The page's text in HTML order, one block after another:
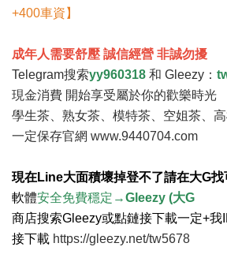
+400車資】
成年人需要舒壓 誠信經營 非誠勿擾
Telegram搜索yy960318 和 Gleezy：
現金消費 開始享受屬於你的歡樂時光
學生茶、熟女茶、模特茶、空姐茶、
一定保存官網 www.9440704.com
現在Line大面積壞掉登不了請在大G找
軟體安全免費穩定→Gleezy (大G
商店搜索Gleezy或點鏈接下載一定+我
接下載 https://gleezy.net/tw5678